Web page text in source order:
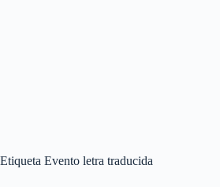
Etiqueta Evento letra traducida